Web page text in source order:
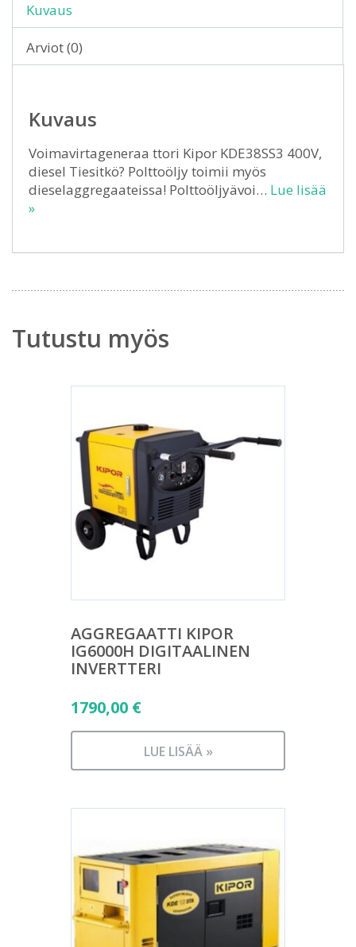
Kuvaus
Arviot (0)
Kuvaus
Voimavirtageneraa ttori Kipor KDE38SS3 400V,
diesel Tiesitkö? Polttoöljy toimii myös
dieselaggregaateissa! Polttoöljyävoi… Lue lisää
»
Tutustu myös
AGGREGAATTI KIPOR
IG6000H DIGITAALINEN
INVERTTERI
1790,00 €
LUE LISÄÄ »